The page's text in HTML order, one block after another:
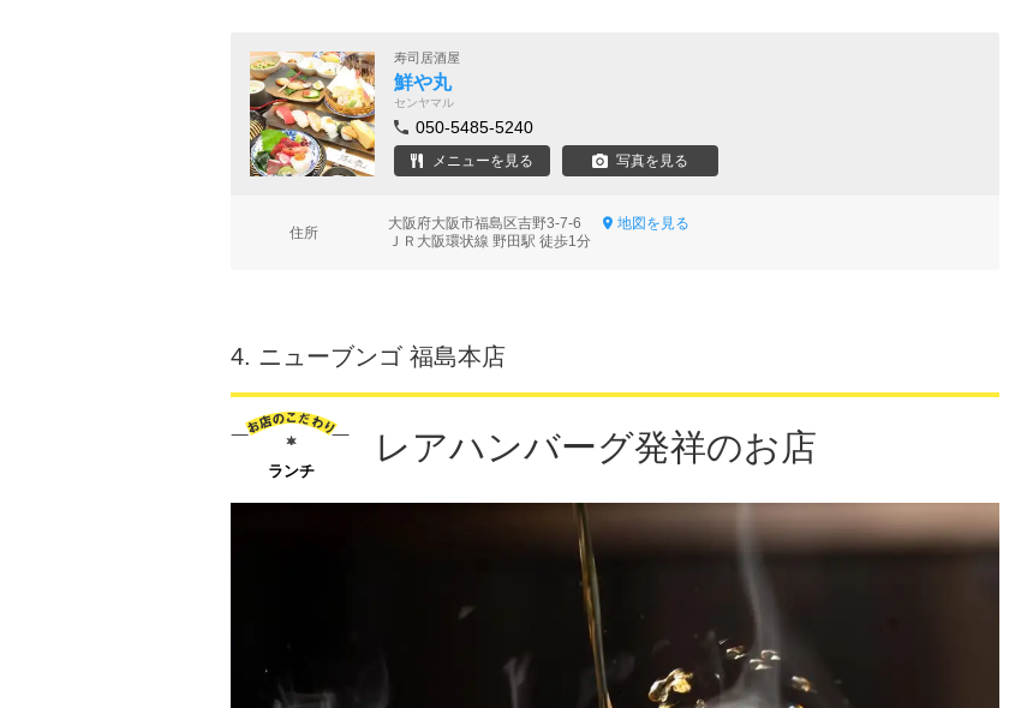
寿司居酒屋
鮮や丸
センヤマル
050-5485-5240
メニューを見る 写真を見る
住所
大阪府大阪市福島区吉野3-7-6
地図を見る
ＪＲ大阪環状線 野田駅 徒歩1分
4. ニューブンゴ 福島本店
ランチ
レアハンバーグ発祥のお店